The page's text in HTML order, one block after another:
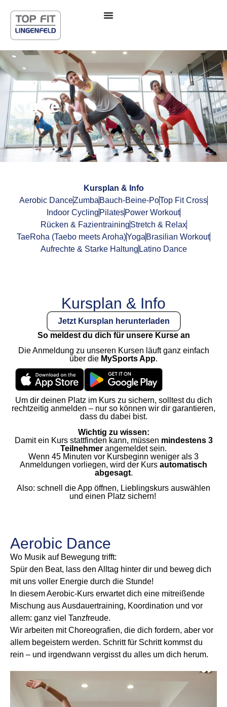
springen
Kurse
Kursplan & Info
Aerobic DanceZumba Bauch-Beine-PoTop Fit Cross
Indoor Cycling PilatesPower Workout
Rücken & FazientrainingStretch & Relax
TaeRoha (Taebo meets Aroha)Yoga Brasilian Workout
Aufrechte & Starke Haltung Latino Dance
Kursplan & Info
Jetzt Kursplan herunterladen
So meldest du dich für unsere Kurse an
Die Anmeldung zu unseren Kursen läuft ganz einfach
über die MySports App.
Um dir deinen Platz im Kurs zu sichern, solltest du dich
rechtzeitig anmelden – nur so können wir dir garantieren,
dass du dabei bist.
Wichtig zu wissen:
Damit ein Kurs stattfinden kann, müssen mindestens 3
Teilnehmer angemeldet sein.
Wenn 45 Minuten vor Kursbeginn weniger als 3
Anmeldungen vorliegen, wird der Kurs automatisch
abgesagt.
Also: schnell die App öffnen, Lieblingskurs auswählen
und einen Platz sichern!
Aerobic Dance
Wo Musik auf Bewegung trifft:
Spür den Beat, lass den Alltag hinter dir und beweg dich
mit uns voller Energie durch die Stunde!
In diesem Aerobic-Kurs erwartet dich eine mitreißende
Mischung aus Ausdauertraining, Koordination und vor
allem: ganz viel Tanzfreude.
Wir arbeiten mit Choreografien, die dich fordern, aber vor
allem begeistern werden. Schritt für Schritt kommst du
rein – und irgendwann vergisst du alles um dich herum.